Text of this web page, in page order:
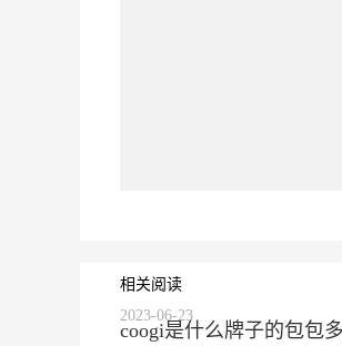
相关阅读
coogi是什么牌子的包包
2023-06-23